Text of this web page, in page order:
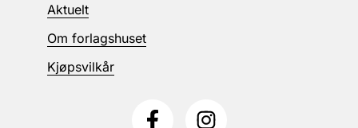
Aktuelt
Om forlagshuset
Kjøpsvilkår